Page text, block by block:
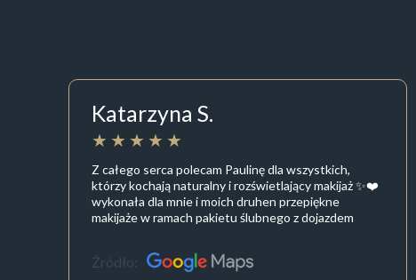
Katarzyna S.
Z całego serca polecam Paulinę dla wszystkich,
którzy kochają naturalny i rozświetlający makijaż ✨❤️
wykonała dla mnie i moich druhen przepiękne
makijaże w ramach pakietu ślubnego z dojazdem
Źródło: